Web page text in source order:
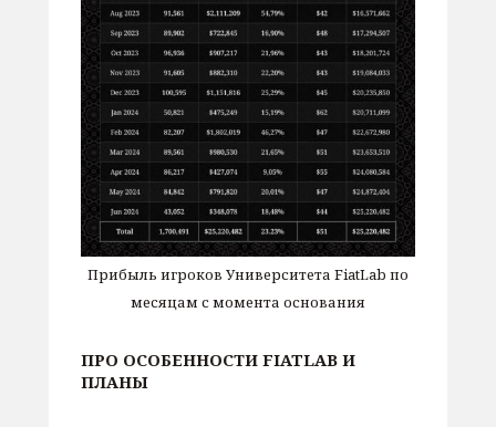
Прибыль игроков Университета FiatLab по
месяцам с момента основания
ПРО ОСОБЕННОСТИ FIATLAB И
ПЛАНЫ